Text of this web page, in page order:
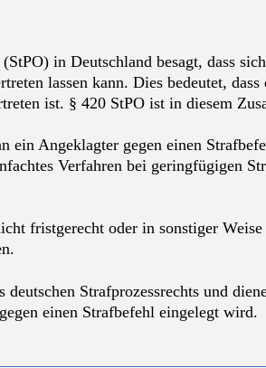
in Deutschland besagt, dass
lassen kann. Dies bedeutet,
ist. § 420 StPO ist in diesem
ein Angeklagter gegen einen
Verfahren bei geringfügigen
fristgerecht oder in sonstiger
Strafprozessrechts und
einen Strafbefehl eingelegt wird.